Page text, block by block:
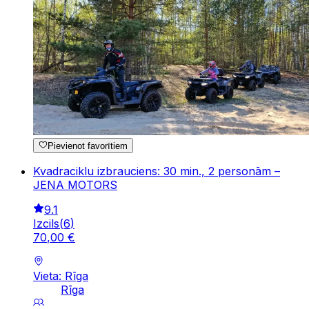
Pievienot favorītiem
Kvadraciklu izbrauciens: 30 min., 2 personām –
JENA MOTORS
9.1
Izcils(6)
70,00 €
Vieta: Rīga
Rīga